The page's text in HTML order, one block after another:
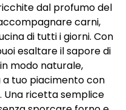
dal profumo del
carni,
di tutti i giorni. Con
esaltare il sapore di
modo naturale,
tuo piacimento con
Una ricetta semplice